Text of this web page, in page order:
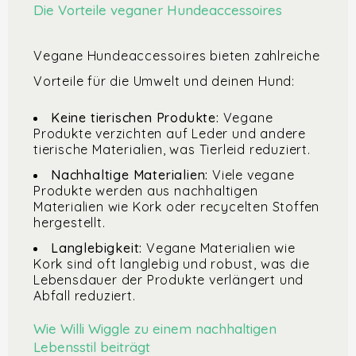
Die Vorteile veganer Hundeaccessoires
Vegane Hundeaccessoires bieten zahlreiche
Vorteile für die Umwelt und deinen Hund:
Keine tierischen Produkte: Vegane
Produkte verzichten auf Leder und andere
tierische Materialien, was Tierleid reduziert.
Nachhaltige Materialien: Viele vegane
Produkte werden aus nachhaltigen
Materialien wie Kork oder recycelten Stoffen
hergestellt.
Langlebigkeit: Vegane Materialien wie
Kork sind oft langlebig und robust, was die
Lebensdauer der Produkte verlängert und
Abfall reduziert.
Wie Willi Wiggle zu einem nachhaltigen
Lebensstil beiträgt